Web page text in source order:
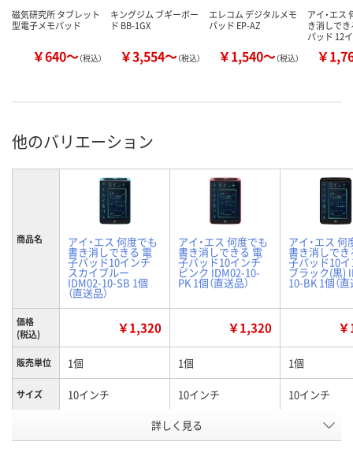
磁気研究所 タブレット
型電子メモパッド
￥640～（税込）
キングジム ブギーボー
ド BB-1GX
￥3,554～（税込）
エレコム デジタルメモ
パッド EP-AZ
￥1,540～（税込）
アイ・エス
き消しで
パッド 12
￥
他のバリエーション
商品名 アイ・エス 何度でも
書き消しできる 電
子パッド10インチ
スカイブルー
IDM02-10-SB 1個
（直送品）
アイ・エス 何度でも
書き消しできる 電
子パッド10インチ
ピンク IDM02-10-
PK 1個（直送品）
アイ・エス 何
書き消しでき
子パッド10
ブラック(黒)
10-BK 1個（直
価格
(税込)
￥1,320 ￥1,320
販売単位 1個 1個 1個
サイズ 10インチ 10インチ 10インチ
ピンク ブラック
詳しく見る